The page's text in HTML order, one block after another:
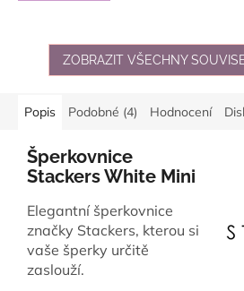
ZOBRAZIT VŠECHNY
Popis Podobné (4) Hodnocení
Šperkovnice
Stackers White Mini
Elegantní šperkovnice
značky Stackers, kterou si
vaše šperky určitě
zaslouží.